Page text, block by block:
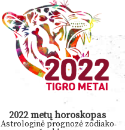
2022 metų horoskopas
Astrologinė prognozė zodiako